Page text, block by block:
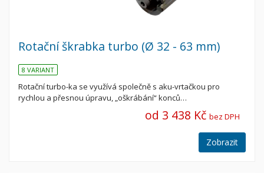
Rotační škrabka turbo (Ø 32 - 63 mm)
8 VARIANT
Rotační turbo-ka se využívá společně s aku-vrtačkou pro
rychlou a přesnou úpravu, „oškrábání“ konců…
od 3 438 Kč bez DPH
Zobrazit